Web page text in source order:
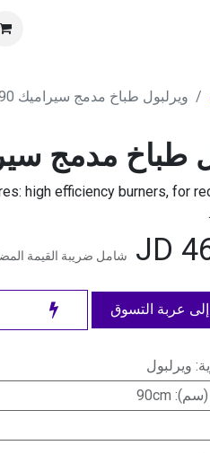
ويرلبول طباخ مدمج سيراميك 90 سم
طباخ مدمج
high efficiency burners, for
شامل ضريبة القيمة
إلى عربة التسوق
: ويرلبول
(سم):
90cm